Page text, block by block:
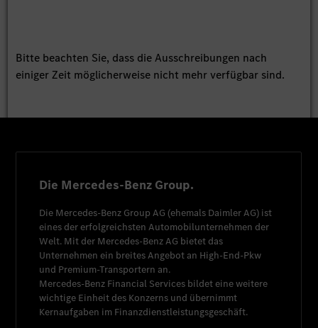
Bitte beachten Sie, dass die Ausschreibungen nach
einiger Zeit möglicherweise nicht mehr verfügbar sind.
Die Mercedes-Benz Group.
Die Mercedes-Benz Group AG (ehemals Daimler AG) ist
eines der erfolgreichsten Automobilunternehmen der
Welt. Mit der Mercedes-Benz AG bietet das
Unternehmen ein breites Angebot an High-End-Pkw
und Premium-Transportern an.
Mercedes-Benz Financial Services bildet eine weitere
wichtige Einheit des Konzerns und übernimmt
Kernaufgaben im Finanzdienstleistungsgeschäft.